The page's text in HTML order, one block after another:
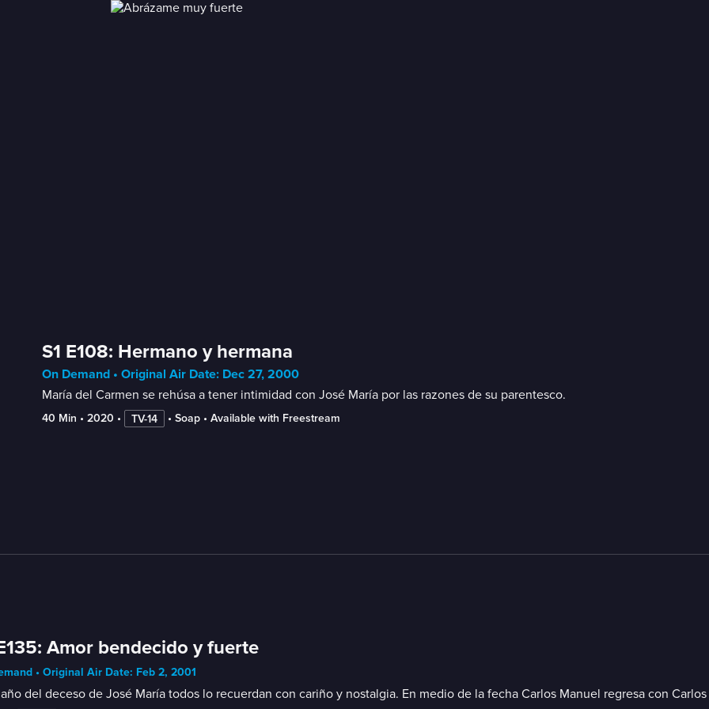
S1 E108: Hermano y hermana
On Demand • Original Air Date: Dec 27, 2000
María del Carmen se rehúsa a tener intimidad con José María por las razones de su parentesco.
40 Min • 2020 • TV-14 • Soap • Available with Freestream
Amor bendecido y fuerte
• Original Air Date: Feb 2, 2001
del deceso de José María todos lo recuerdan con cariño y nostalgia. En medio de la fecha Carlos Manuel regresa con